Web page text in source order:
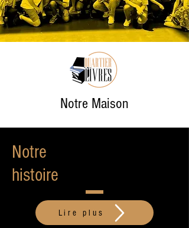
Notre Maison
Notre
histoire
Lire plus